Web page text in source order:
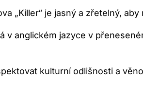
„Killer“ je jasný a zřetelný,
v anglickém jazyce v
kulturní odlišnosti a